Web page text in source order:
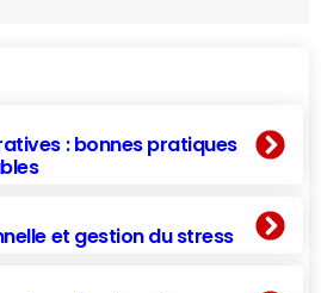
: bonnes pratiques
et gestion du stress